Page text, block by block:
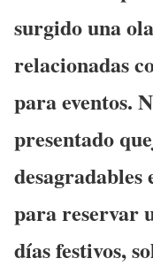
surgido una
relacionadas
para eventos.
presentado
desagradables
para reservar
días festivos,